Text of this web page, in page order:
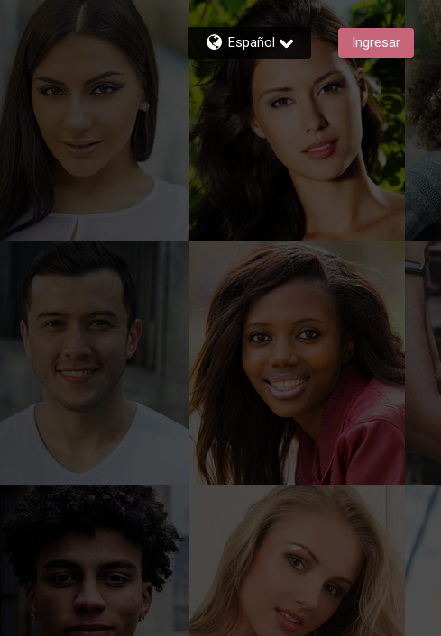
Español Ingresar